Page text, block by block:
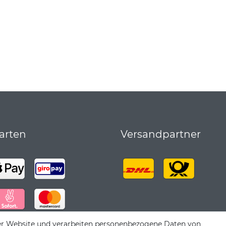
Versandpartner
Website und verarbeiten personenbezogene Daten von